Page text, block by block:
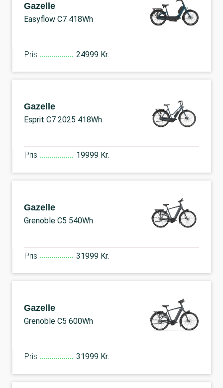
Gazelle
Easyflow C7 418Wh
Pris 24999 Kr.
Gazelle
Esprit C7 2025 418Wh
Pris 19999 Kr.
Gazelle
Grenoble C5 540Wh
Pris 31999 Kr.
Gazelle
Grenoble C5 600Wh
Pris 31999 Kr.